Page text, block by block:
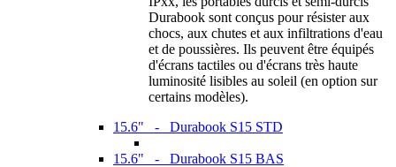
Durabook sont conçus pour résister aux
chocs, aux chutes et aux infiltrations d'eau
et de poussières. Ils peuvent être équipés
d'écrans tactiles ou d'écrans très haute
luminosité lisibles au soleil (en option sur
certains modèles).
15.6" - Durabook S15 STD
15.6" - Durabook S15 BAS